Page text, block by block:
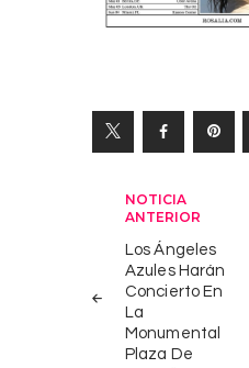
Navegación
entradas
NOTICIA
ANTERIOR
Los Ángeles
Azules Harán
Concierto En
La
Monumental
Plaza De